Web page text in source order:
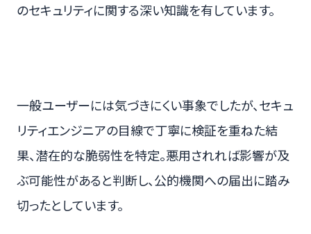
のセキュリティに関する深い知識を有しています。
一般ユーザーには気づきにくい事象でしたが、セキュ
リティエンジニアの目線で丁寧に検証を重ねた結
果、潜在的な脆弱性を特定。悪用されれば影響が及
ぶ可能性があると判断し、公的機関への届出に踏み
切ったとしています。